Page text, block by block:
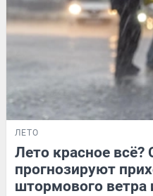
ЛЕТО
Лето красное всё?
прогнозируют
штормового ветра